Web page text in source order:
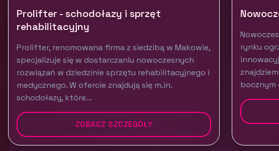
Prolifter - schodołazy i sprzęt
rehabilitacyjny
Prolifter, renomowana firma z siedzibą w Makowie,
specjalizuje się w dostarczaniu nowoczesnych
rozwiązań w dziedzinie sprzętu rehabilitacyjnego i
medycznego. W ofercie znajdują się m.in.
schodołazy, które...
ZOBACZ SZCZEGÓŁY
rynku
bocznym